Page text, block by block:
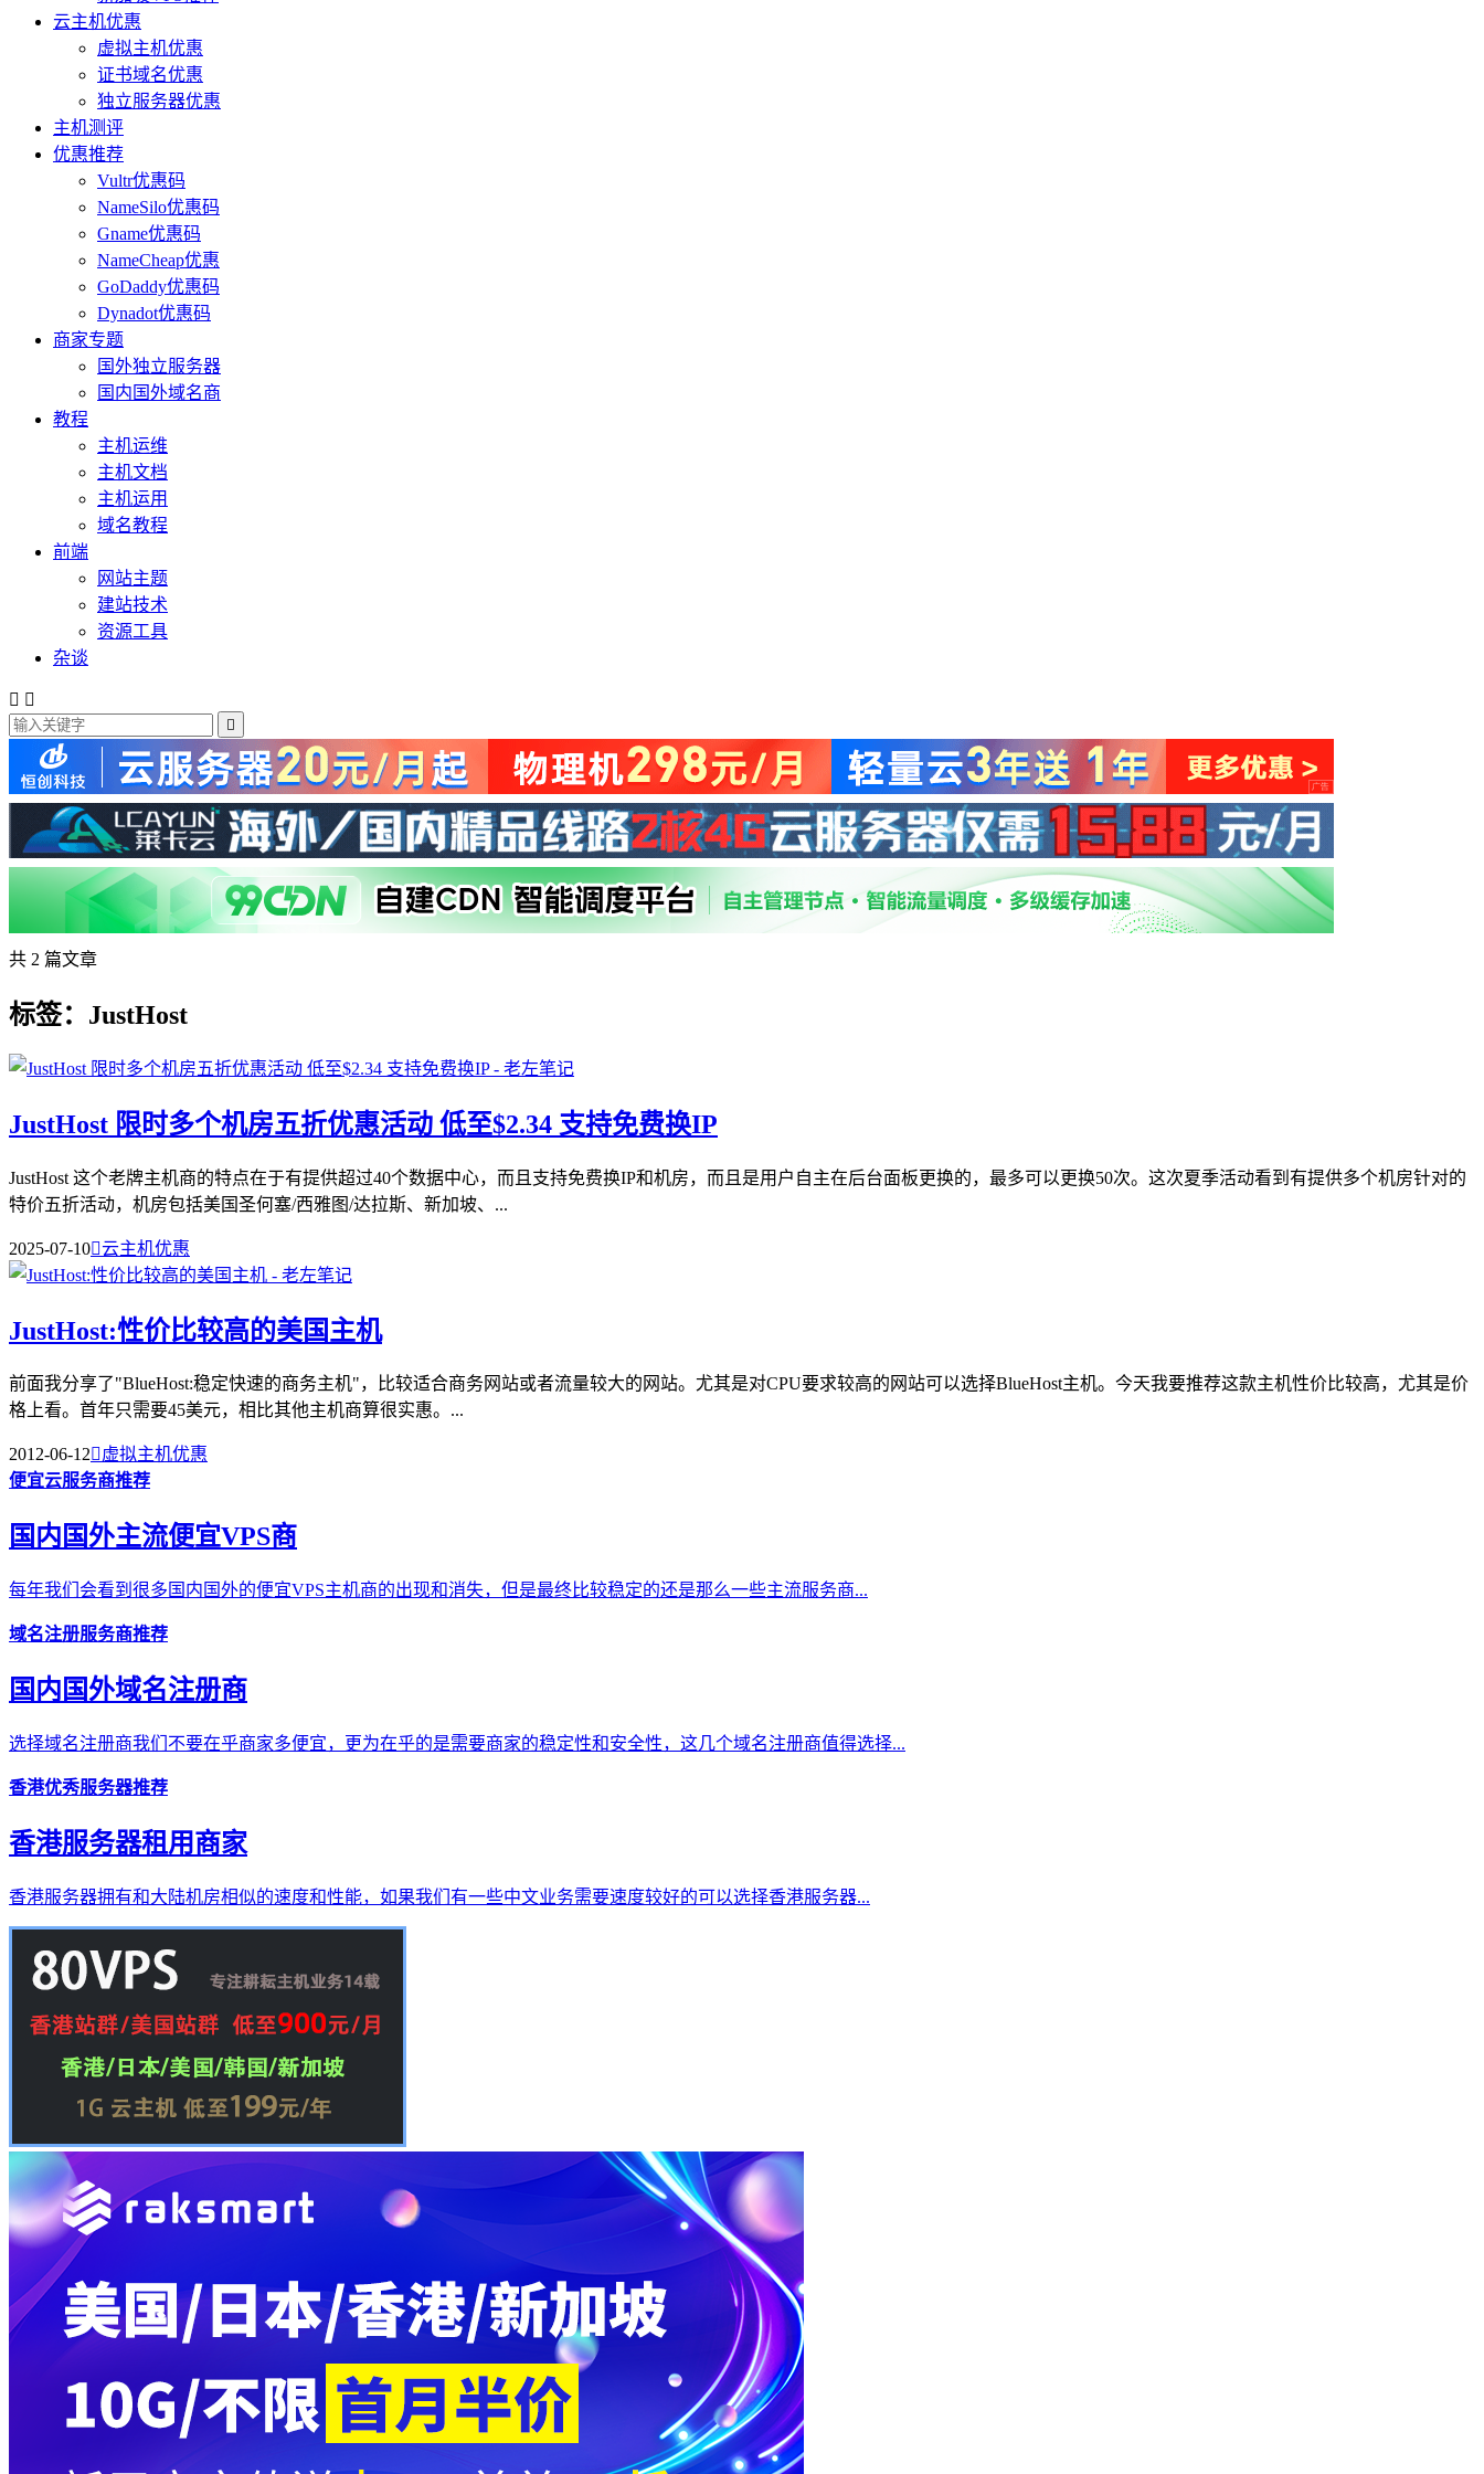
云主机优惠
虚拟主机优惠
证书域名优惠
独立服务器优惠
主机测评
优惠推荐
Vultr优惠码
NameSilo优惠码
Gname优惠码
NameCheap优惠
GoDaddy优惠码
Dynadot优惠码
商家专题
国外独立服务器
国内国外域名商
教程
主机运维
主机文档
主机运用
域名教程
前端
网站主题
建站技术
资源工具
杂谈
 

共 2 篇文章
标签：JustHost
JustHost 限时多个机房五折优惠活动 低至$2.34 支持免费换IP
JustHost 这个老牌主机商的特点在于有提供超过40个数据中心，而且支持免费换IP和机房，而且是用户自主在后台面板更换的，最多可以更换50次。这次夏季活动看到有提供多个机房针对的
特价五折活动，机房包括美国圣何塞/西雅图/达拉斯、新加坡、...
2025-07-10云主机优惠
JustHost:性价比较高的美国主机
前面我分享了"BlueHost:稳定快速的商务主机"，比较适合商务网站或者流量较大的网站。尤其是对CPU要求较高的网站可以选择BlueHost主机。今天我要推荐这款主机性价比较高，尤其是价
格上看。首年只需要45美元，相比其他主机商算很实惠。...
2012-06-12虚拟主机优惠
便宜云服务商推荐
国内国外主流便宜VPS商
每年我们会看到很多国内国外的便宜VPS主机商的出现和消失，但是最终比较稳定的还是那么一些主流服务商...
域名注册服务商推荐
国内国外域名注册商
选择域名注册商我们不要在乎商家多便宜，更为在乎的是需要商家的稳定性和安全性，这几个域名注册商值得选择...
香港优秀服务器推荐
香港服务器租用商家
香港服务器拥有和大陆机房相似的速度和性能，如果我们有一些中文业务需要速度较好的可以选择香港服务器...